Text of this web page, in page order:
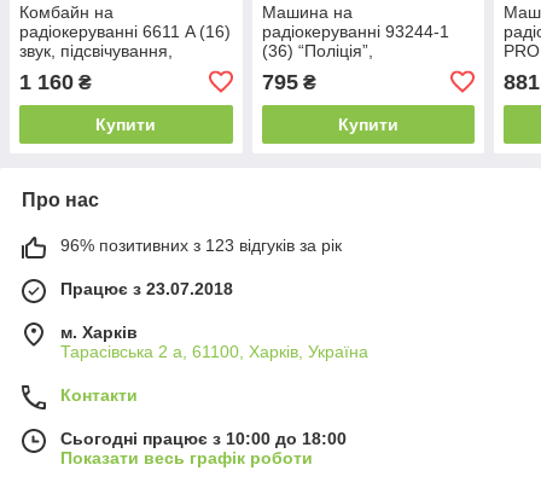
Комбайн на
радіокеруванні 6611 A (16)
звук, підсвічування,
2.4GHz, USB-кабель,
гумові колеса, масштаб
1 160 ₴
Купити
Машина на
радіокеруванні 93244-1
(36) “Поліція”,
функціональна зарядна
станція, вбудований акум.
3.7V, пульт 2.4G, гумові
795₴
Купити
881
Про нас
96% позитивних з 123 відгуків за рік
Працює з 23.07.2018
м. Харків
Тарасівська 2 а, 61100, Харків, Україна
Контакти
Сьогодні працює з 10:00 до 18:00
Показати весь графік роботи